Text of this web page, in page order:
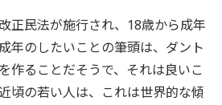
正民法が施行され、18歳から成年
年のしたいことの筆頭は、ダント
作ることだそうで、それは良いこ
頃の若い人は、これは世界的な傾